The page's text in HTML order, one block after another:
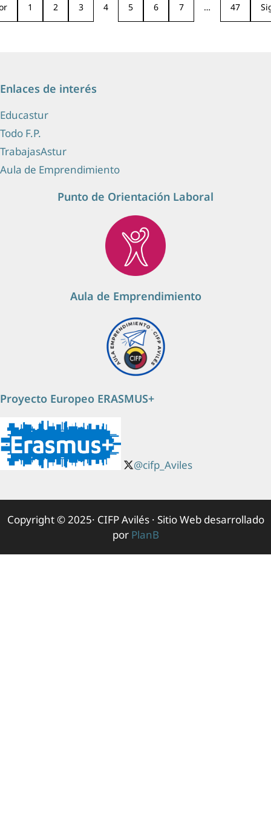
1 2 3 4 5 6 7 … 47
Enlaces de interés
Educastur
Todo F.P.
TrabajasAstur
Aula de Emprendimiento
Punto de Orientación Laboral
Aula de Emprendimiento
Proyecto Europeo ERASMUS+
@cifp_Aviles
Copyright © 2025· CIFP Avilés · Sitio Web desarrollado
por PlanB